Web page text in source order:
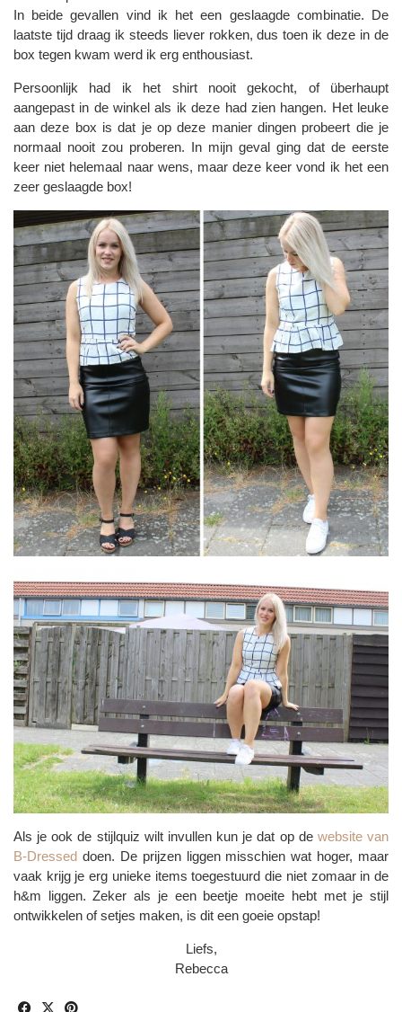
In beide gevallen vind ik het een geslaagde combinatie. De
laatste tijd draag ik steeds liever rokken, dus toen ik deze in de
box tegen kwam werd ik erg enthousiast.
Persoonlijk had ik het shirt nooit gekocht, of überhaupt
aangepast in de winkel als ik deze had zien hangen. Het leuke
aan deze box is dat je op deze manier dingen probeert die je
normaal nooit zou proberen. In mijn geval ging dat de eerste
keer niet helemaal naar wens, maar deze keer vond ik het een
zeer geslaagde box!
Als je ook de stijlquiz wilt invullen kun je dat op de website van
B-Dressed doen. De prijzen liggen misschien wat hoger, maar
vaak krijg je erg unieke items toegestuurd die niet zomaar in de
h&m liggen. Zeker als je een beetje moeite hebt met je stijl
ontwikkelen of setjes maken, is dit een goeie opstap!
Liefs,
Rebecca